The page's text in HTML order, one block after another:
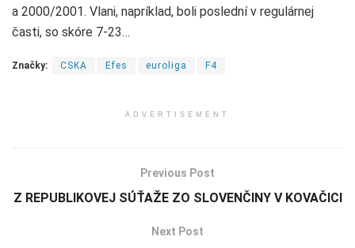
a 2000/2001. Vlani, napríklad, boli poslední v regulárnej
časti, so skóre 7-23…
Značky: CSKA Efes euroliga F4
ADVERTISEMENT
Previous Post
Z REPUBLIKOVEJ SÚŤAŽE ZO SLOVENČINY V KOVAČICI
Next Post